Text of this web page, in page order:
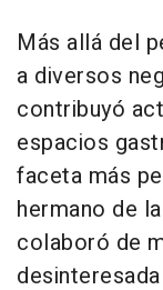
Más allá del
a diversos
contribuyó
espacios
faceta más
hermano de
colaboró de